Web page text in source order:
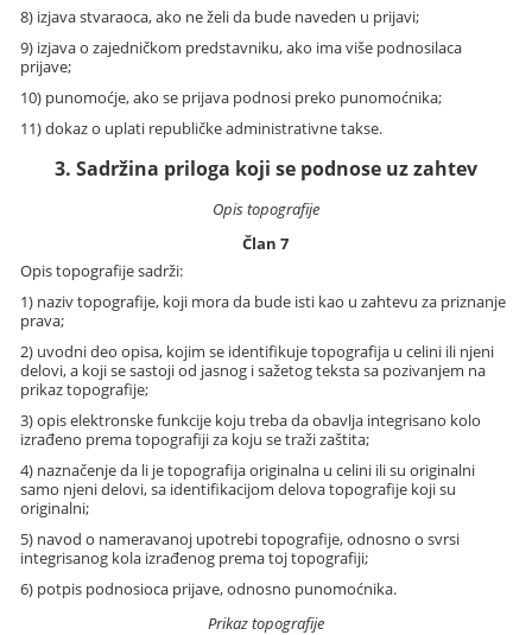
8) izjava stvaraoca, ako ne želi da bude naveden u prijavi;
9) izjava o zajedničkom predstavniku, ako ima više podnosilaca
prijave;
10) punomoćje, ako se prijava podnosi preko punomoćnika;
11) dokaz o uplati republičke administrativne takse.
3. Sadržina priloga koji se podnose uz zahtev
Opis topografije
Član 7
Opis topografije sadrži:
1) naziv topografije, koji mora da bude isti kao u zahtevu za priznanje
prava;
2) uvodni deo opisa, kojim se identifikuje topografija u celini ili njeni
delovi, a koji se sastoji od jasnog i sažetog teksta sa pozivanjem na
prikaz topografije;
3) opis elektronske funkcije koju treba da obavlja integrisano kolo
izrađeno prema topografiji za koju se traži zaštita;
4) naznačenje da li je topografija originalna u celini ili su originalni
samo njeni delovi, sa identifikacijom delova topografije koji su
originalni;
5) navod o nameravanoj upotrebi topografije, odnosno o svrsi
integrisanog kola izrađenog prema toj topografiji;
6) potpis podnosioca prijave, odnosno punomoćnika.
Prikaz topografije